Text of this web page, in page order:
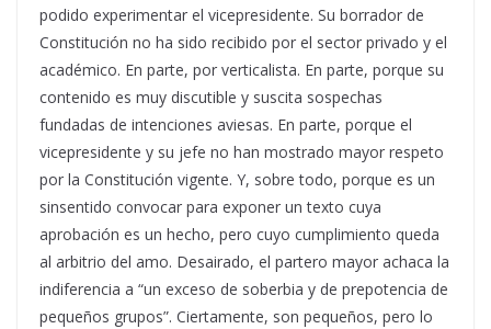
podido experimentar el vicepresidente. Su borrador de
Constitución no ha sido recibido por el sector privado y el
académico. En parte, por verticalista. En parte, porque su
contenido es muy discutible y suscita sospechas
fundadas de intenciones aviesas. En parte, porque el
vicepresidente y su jefe no han mostrado mayor respeto
por la Constitución vigente. Y, sobre todo, porque es un
sinsentido convocar para exponer un texto cuya
aprobación es un hecho, pero cuyo cumplimiento queda
al arbitrio del amo. Desairado, el partero mayor achaca la
indiferencia a “un exceso de soberbia y de prepotencia de
pequeños grupos”. Ciertamente, son pequeños, pero lo